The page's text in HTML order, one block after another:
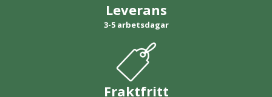
Leverans
3-5 arbetsdagar
Fraktfritt